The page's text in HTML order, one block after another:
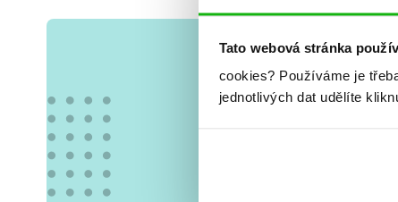
Tato webová stránka
cookies? Používáme je
jednotlivých dat udělíte